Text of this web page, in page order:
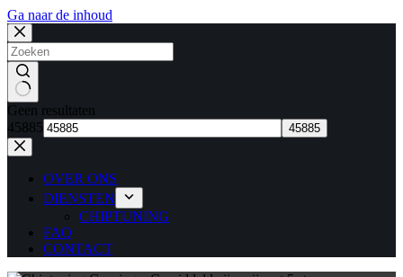
Ga naar de inhoud
Geen resultaten
45885
OVER ONS
DIENSTEN
CHIPTUNING
FAQ
CONTACT